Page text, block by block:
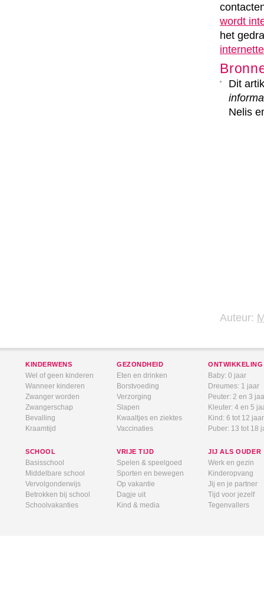
wordt
het
Dit
Nelis
Auteur:
KINDERWENS
Wel of geen kinderen
Wanneer kinderen
Zwanger worden
Zwangerschap
Bevalling
Kraamtijd
GEZONDHEID
Eten en drinken
Borstvoeding
Verzorging
Slapen
Kwaaltjes en ziektes
Vaccinaties
ONTWIKKELING
Baby: 0 jaar
Dreumes: 1 jaar
Peuter: 2 en 3
Kleuter: 4 en 5
Kind: 6 tot 12 jaar
Puber: 13 tot 18
SCHOOL
Basisschool
Middelbare school
Vervolgonderwijs
Betrokken bij school
Schoolvakanties
VRIJE TIJD
Spelen & speelgoed
Sporten en bewegen
Op vakantie
Dagje uit
Kind & media
JIJ ALS OUDER
Werk en gezin
Kinderopvang
Jij en je partner
Tijd voor jezelf
Tegenvallers